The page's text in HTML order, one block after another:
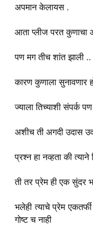
अपमान केलायस .
आता प्लीज परत
पण मग तीच शांत झाली ..
कारण कुणाला सुनावणार
ज्याला तिच्याशी संपर्क
अशीच ती अगदी उदास
प्रश्न हा नव्हता की
ती तर प्रेम ही एक सुंदर
भलेही त्याचे प्रेम
गोष्ट च नाही